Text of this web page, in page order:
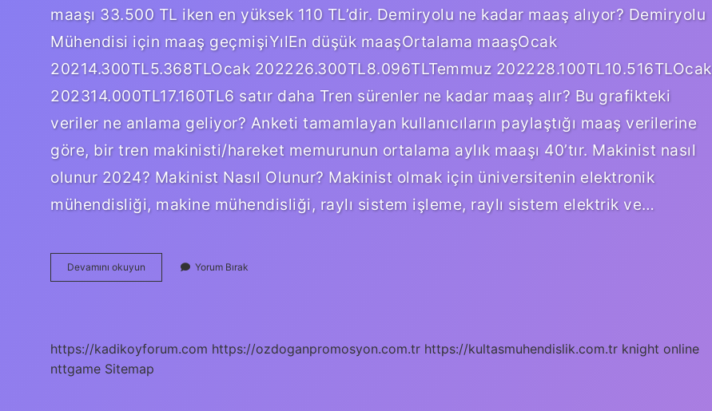
maaşı 33.500 TL iken en yüksek 110 TL’dir. Demiryolu ne kadar maaş alıyor? Demiryolu
Mühendisi için maaş geçmişiYılEn düşük maaşOrtalama maaşOcak
20214.300TL5.368TLOcak 202226.300TL8.096TLTemmuz 202228.100TL10.516TLOcak
202314.000TL17.160TL6 satır daha Tren sürenler ne kadar maaş alır? Bu grafikteki
veriler ne anlama geliyor? Anketi tamamlayan kullanıcıların paylaştığı maaş verilerine
göre, bir tren makinisti/hareket memurunun ortalama aylık maaşı 40’tır. Makinist nasıl
olunur 2024? Makinist Nasıl Olunur? Makinist olmak için üniversitenin elektronik
mühendisliği, makine mühendisliği, raylı sistem işleme, raylı sistem elektrik ve…
Devamını okuyun Makinistler
Ne
Yorum Bırak
https://kadikoyforum.com https://ozdoganpromosyon.com.tr https://kultasmuhendislik.com.tr knight online
nttgame Sitemap